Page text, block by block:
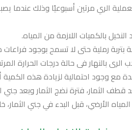
الري مرتين أسبوعيًا وذلك
بالكميات اللازمة من المياه.
رملية حتى لا تسمح بوجود فراعات
الرى بالنهار فى حالة درجات الحرارة
قطف الثمار، فترة نضج الثمار وبعد
الأرضي، قبل البدء في جني الثمار،